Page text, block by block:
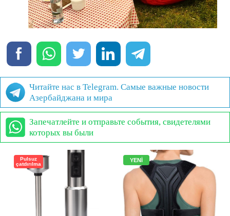
Читайте нас в Telegram. Самые важные новости
Азербайджана и мира
Запечатлейте и отправьте события, свидетелями
которых вы были